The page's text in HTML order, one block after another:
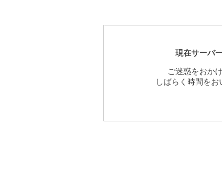
現在サーバ
ご迷惑をおか
しばらく時間を